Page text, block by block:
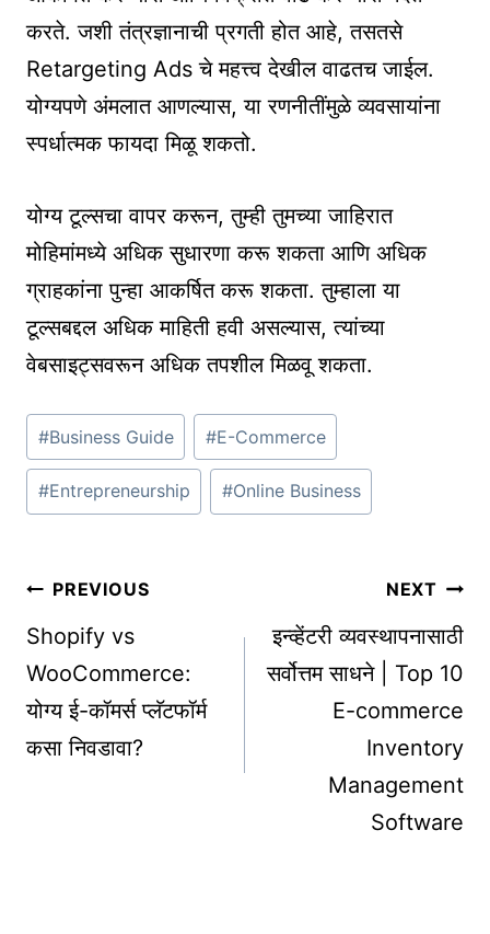
करते. जशी तंत्रज्ञानाची प्रगती होत आहे, तसतसे
Retargeting Ads चे महत्त्व देखील वाढतच जाईल.
योग्यपणे अंमलात आणल्यास, या रणनीतींमुळे व्यवसायांना
स्पर्धात्मक फायदा मिळू शकतो.
योग्य टूल्सचा वापर करून, तुम्ही तुमच्या जाहिरात
मोहिमांमध्ये अधिक सुधारणा करू शकता आणि अधिक
ग्राहकांना पुन्हा आकर्षित करू शकता. तुम्हाला या
टूल्सबद्दल अधिक माहिती हवी असल्यास, त्यांच्या
वेबसाइट्सवरून अधिक तपशील मिळवू शकता.
Post
Tags:
#Business Guide #E-Commerce
#Entrepreneurship #Online Business
Post
navigation
PREVIOUS
Shopify vs
WooCommerce:
योग्य ई-कॉमर्स प्लॅटफॉर्म
कसा निवडावा?
NEXT
इन्व्हेंटरी व्यवस्थापनासाठी
सर्वोत्तम साधने | Top 10
E-commerce
Inventory
Management
Software